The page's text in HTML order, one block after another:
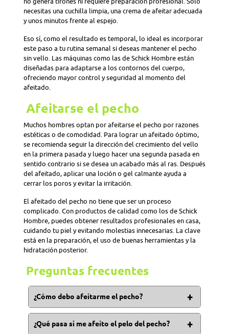
necesitas una cuchilla limpia, una crema de afeitar adecuada
y unos minutos frente al espejo.
Eso sí, como el resultado es temporal, lo ideal es incorporar
este paso a tu rutina semanal si deseas mantener el pecho
sin vello. Las máquinas como las de Schick Hombre están
diseñadas para adaptarse a los contornos del cuerpo,
ofreciendo mayor control y seguridad al momento del
afeitado.
Afeitarse el pecho
Muchos hombres optan por afeitarse el pecho por razones
estéticas o de comodidad. Para lograr un afeitado óptimo,
se recomienda seguir la dirección del crecimiento del vello
en la primera pasada y luego hacer una segunda pasada en
sentido contrario si se desea un acabado más al ras. Después
del afeitado, aplicar una loción o gel calmante ayuda a
cerrar los poros y evitar la irritación.
El afeitado del pecho no tiene que ser un proceso
complicado. Con productos de calidad como los de Schick
Hombre, puedes obtener resultados profesionales en casa,
cuidando tu piel y evitando molestias innecesarias. La clave
está en la preparación, el uso de buenas herramientas y la
hidratación posterior.
Preguntas frecuentes
¿Cómo debo afeitarme el pecho?
Para afeitarse el pecho se debe comenzar desde el
exterior avanzando hacia la mitad. La cuchilla o
¿Qué pasa si me afeito el pelo del pecho?